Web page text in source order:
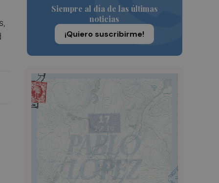
Siempre al día de las últimas
noticias
¡Quiero suscribirme!